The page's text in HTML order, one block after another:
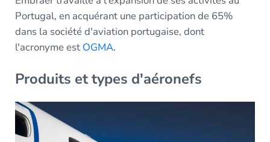
Portugal, en acquérant une participation de 65%
dans la société d'aviation portugaise, dont
l'acronyme est OGMA.
Produits et types d'aéronefs